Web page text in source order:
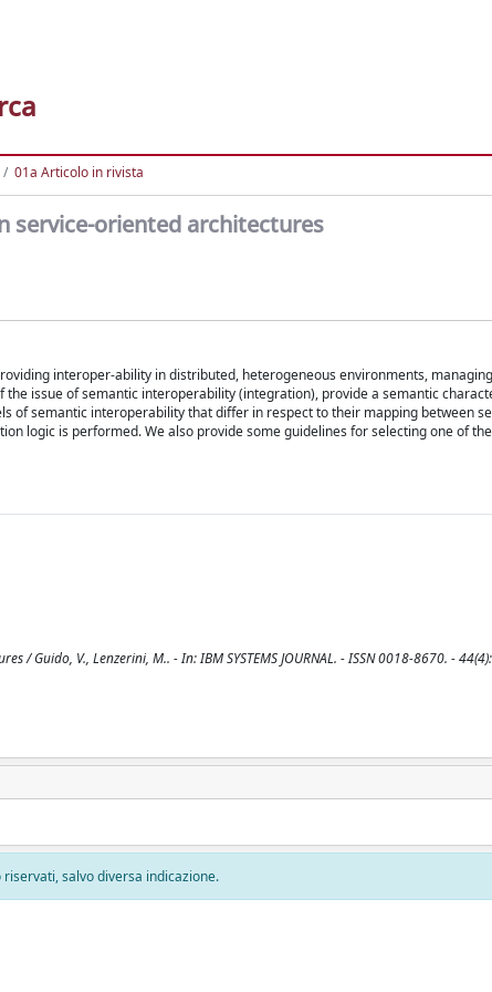
01a Articolo in rivista
service-oriented architectures
interoper-ability in distributed, heterogeneous environments,
issue of semantic interoperability (integration), provide a semantic
of semantic interoperability that differ in respect to their mapping between
logic is performed. We also provide some guidelines for selecting one of
Guido, V., Lenzerini, M.. - In: IBM SYSTEMS JOURNAL. - ISSN 0018-8670. -
salvo diversa indicazione.